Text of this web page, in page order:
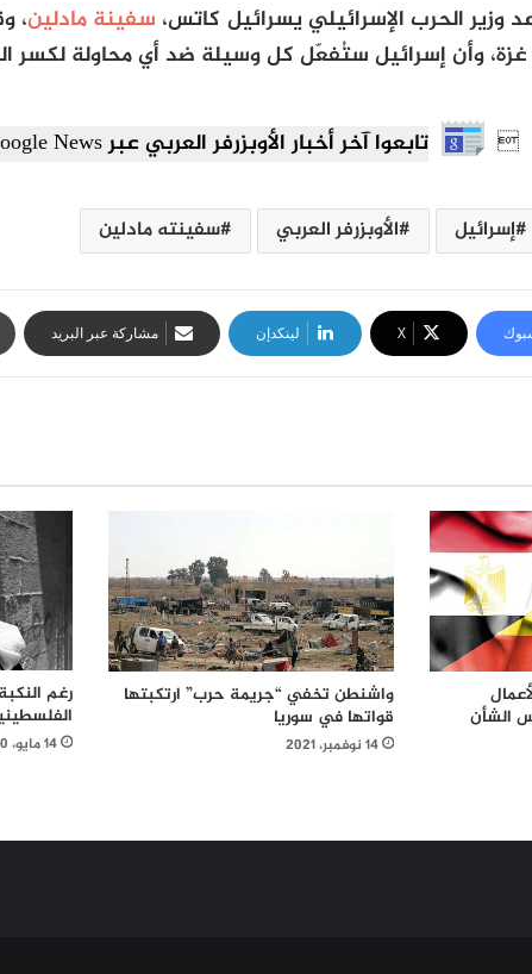
الحرب الإسرائيلي يسرائيل كاتس، سفينة مادلين،
غزة، وأن إسرائيل ستُفعّل كل وسيلة ضد أي محاولة لكسر
 تابعوا آخر أخبار الأوبزرفر العربي عبر Google News
إسرائيل الأوبزرفر العربي سفينته مادلين
‫X لينكدإن مشاركة عبر البريد
الشأن
واشنطن تخفي “جريمة حرب” ارتكبتها
قواتها في سوريا
14 نوفمبر، 2021
رغم
14 مايو، 2020